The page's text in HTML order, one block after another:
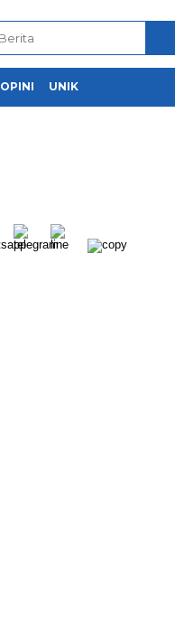
OPINI UNIK